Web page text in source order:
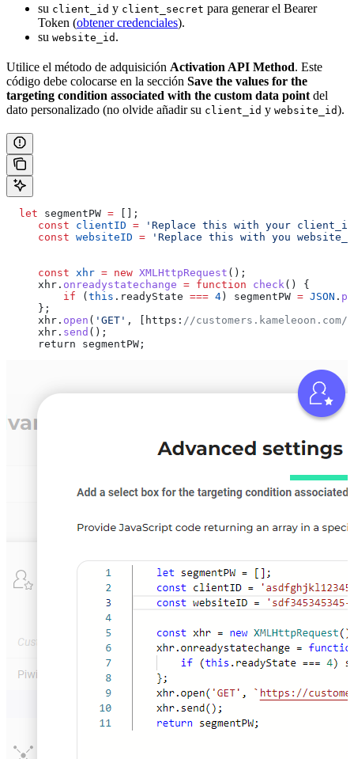
su client_id y client_secret para generar el Bearer
Token (obtener credenciales).
su website_id .
Utilice el método de adquisición Activation API Method. Este
código debe colocarse en la sección Save the values for the
targeting condition associated with the custom data point del
dato personalizado (no olvide añadir su client_id y website_id).
  let
segmentPW = [];
     const
clientID = 'Replace this with your
     const
websiteID = 'Replace this with you
     const
xhr = new XMLHttpRequest ();
     xhr
. onreadystatechange = function check () {
         if
( this . readyState === 4 ) segmentPW = JSON .
     };
     xhr
. open ( 'GET' , [ https : //
     xhr
. send ();
     return
segmentPW ;